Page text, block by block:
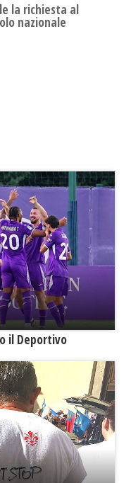
la richiesta al
nazionale
il Deportivo